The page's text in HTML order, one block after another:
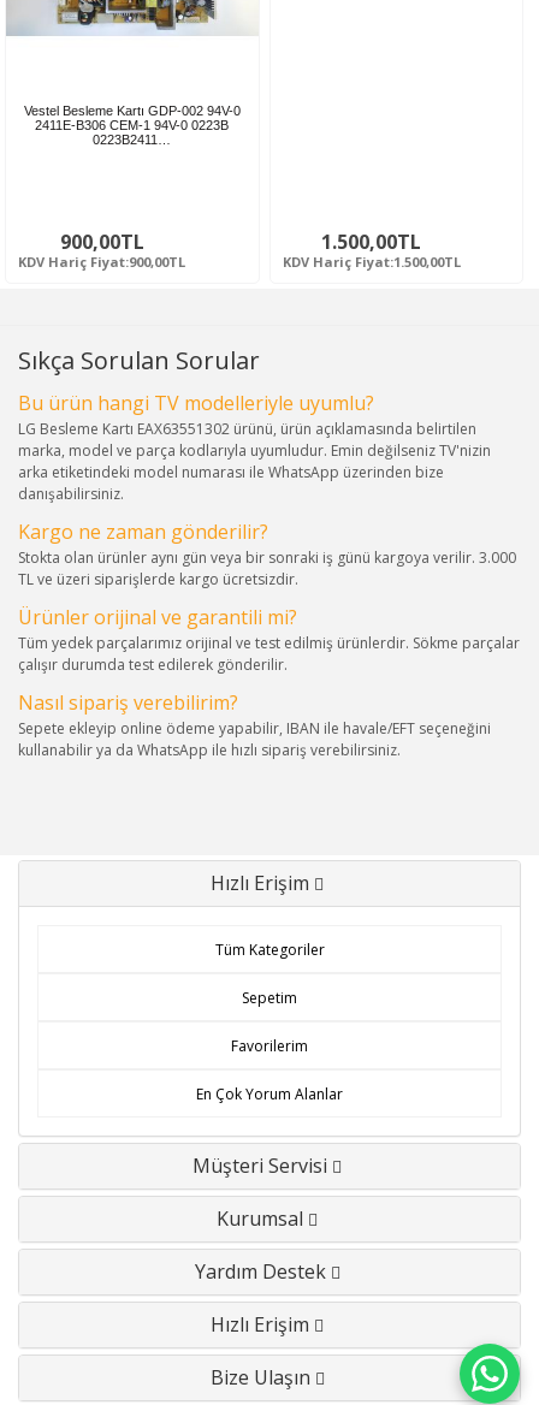
Vestel Besleme Kartı GDP-002 94V-0
2411E-B306 CEM-1 94V-0 0223B
0223B2411…
900,00TL
KDV Hariç Fiyat:900,00TL
1.500,00TL
KDV Hariç Fiyat:1.500,00TL
Sıkça Sorulan Sorular
Bu ürün hangi TV modelleriyle uyumlu?
LG Besleme Kartı EAX63551302 ürünü, ürün açıklamasında belirtilen
marka, model ve parça kodlarıyla uyumludur. Emin değilseniz TV'nizin
arka etiketindeki model numarası ile WhatsApp üzerinden bize
danışabilirsiniz.
Kargo ne zaman gönderilir?
Stokta olan ürünler aynı gün veya bir sonraki iş günü kargoya verilir. 3.000
TL ve üzeri siparişlerde kargo ücretsizdir.
Ürünler orijinal ve garantili mi?
Tüm yedek parçalarımız orijinal ve test edilmiş ürünlerdir. Sökme parçalar
çalışır durumda test edilerek gönderilir.
Nasıl sipariş verebilirim?
Sepete ekleyip online ödeme yapabilir, IBAN ile havale/EFT seçeneğini
kullanabilir ya da WhatsApp ile hızlı sipariş verebilirsiniz.
Hızlı Erişim
Tüm Kategoriler
Sepetim
Favorilerim
En Çok Yorum Alanlar
Müşteri Servisi
Kurumsal
Yardım Destek
Hızlı Erişim
Bize Ulaşın